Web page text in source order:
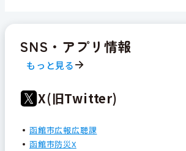
SNS・アプリ情報
もっと見る
X(旧Twitter)
函館市広報広聴課
函館市防災X